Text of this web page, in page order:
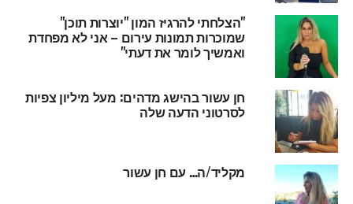
"הצלחתי להרגיז המון "יוצרות תוכן"
שמוכרות תמונות עירום – אני לא מפחדת
ואמשיך לומר את דעתי"
חן עשור בהישג מדהים: מעל מיליון צפיות
לסרטוני הדעה שלה
מקליד/ה… עם חן עשור